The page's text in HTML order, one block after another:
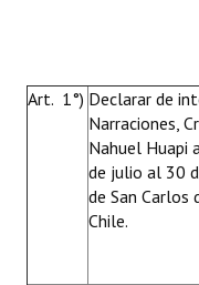
Art. 1°) Declarar de
Narraciones,
Nahuel Huapi
de julio al 30
de San Carlos
Chile.